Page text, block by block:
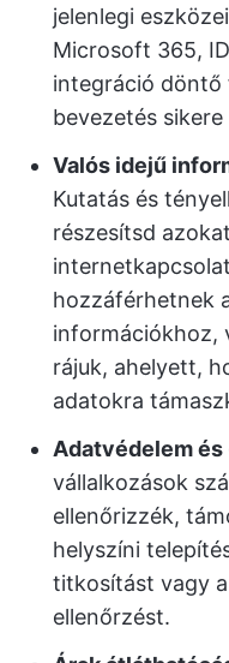
jelenlegi
Microsoft 365,
integráció döntő
bevezetés
Valós idejű
Kutatás és
részesítsd
hozzáférhetnek
információkhoz,
rájuk, ahelyett,
adatokra
Adatvédelem
vállalkozások
ellenőrizzék,
helyszíni
titkosítást vagy
ellenőrzést.